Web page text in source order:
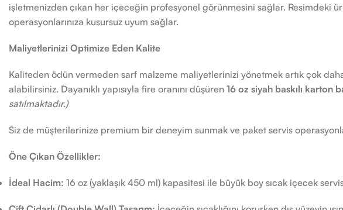
işletmenizden çıkan her içeceğin profesyonel görünmesini sağlar. Resimdeki
operasyonlarınıza kusursuz uyum sağlar.
Maliyetlerinizi Optimize Eden Kalite
Kaliteden ödün vermeden sarf malzeme maliyetlerinizi yönetmek artık çok
alabilirsiniz. Dayanıklı yapısıyla fire oranını düşüren 16 oz siyah baskılı karton
satılmaktadır.)
Siz de müşterilerinize premium bir deneyim sunmak ve paket servis
Öne Çıkan Özellikler:
İdeal Hacim: 16 oz (yaklaşık 450 ml) kapasitesi ile büyük boy sıcak içecek